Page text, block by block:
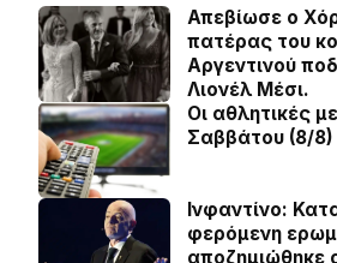
Απεβίωσε ο
πατέρας του
Αργεντινού
Λιονέλ Μέσι.
Οι αθλητικές
Σαββάτου (8/8)
Ινφαντίνο:
φερόμενη
αποζημιώθηκε